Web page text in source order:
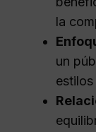
la
un